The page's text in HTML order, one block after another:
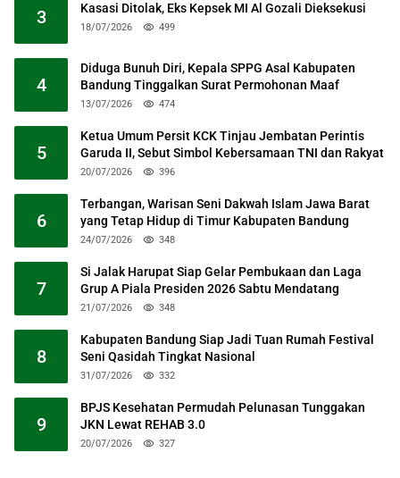
3 Kasasi Ditolak, Eks Kepsek MI Al Gozali Dieksekusi
18/07/2026 499
4
Diduga Bunuh Diri, Kepala SPPG Asal Kabupaten
Bandung Tinggalkan Surat Permohonan Maaf
13/07/2026 474
5
Ketua Umum Persit KCK Tinjau Jembatan Perintis
Garuda II, Sebut Simbol Kebersamaan TNI dan Rakyat
20/07/2026 396
6
Terbangan, Warisan Seni Dakwah Islam Jawa Barat
yang Tetap Hidup di Timur Kabupaten Bandung
24/07/2026 348
7
Si Jalak Harupat Siap Gelar Pembukaan dan Laga
Grup A Piala Presiden 2026 Sabtu Mendatang
21/07/2026 348
8
Kabupaten Bandung Siap Jadi Tuan Rumah Festival
Seni Qasidah Tingkat Nasional
31/07/2026 332
9
BPJS Kesehatan Permudah Pelunasan Tunggakan
JKN Lewat REHAB 3.0
20/07/2026 327